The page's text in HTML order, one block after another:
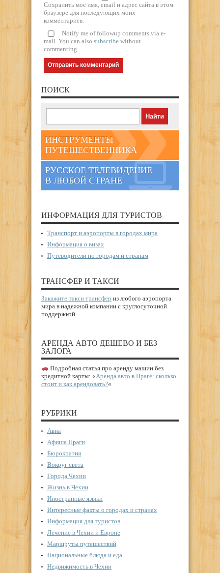
Сохранить моё имя, email и адрес сайта в этом
браузере для последующих моих
комментариев.
Notify me of followup comments via e-
mail. You can also subscribe without
commenting.
ПОИСК
ИНСТРУМЕНТЫ
ПУТЕШЕСТВЕННИКА
РУССКОЕ ТЕЛЕВИДЕНИЕ
В ЛЮБОЙ СТРАНЕ
ИНФОРМАЦИЯ ДЛЯ ТУРИСТОВ
Транспорт и аэропорты в городах мира
Информация о визах
Путеводители по городам и странам
ТРАНСФЕР И ТАКСИ
Закажите такси трансфер из любого аэропорта
мира в надежной компании с круглосуточной
поддержкой.
АРЕНДА АВТО ДЕШЕВО И БЕЗ
ЗАЛОГА
Подробная статья про аренду машин без
кредитной карты: «Аренда авто в Праге: сколько
стоит и как арендовать?«
РУБРИКИ
Авиа
Афиша Праги
Бюрократия
Вокруг света
Города Чехии
Жизнь в Чехии
Иностранные языки
Интересные факты о городах и странах
Информация для туристов
Лечение в Чехии и Европе
Маршруты путешествий
Национальные блюда и еда
Недвижимость в Чехии